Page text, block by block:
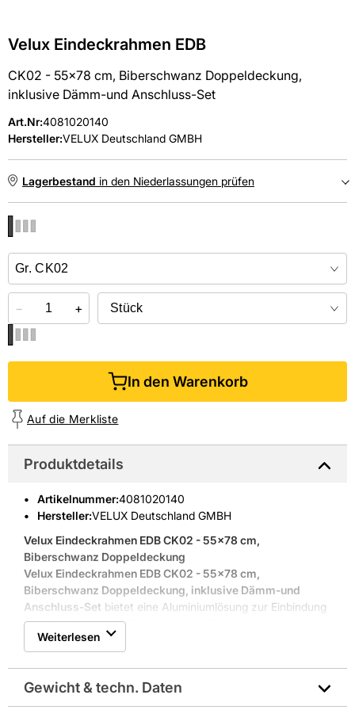
Velux Eindeckrahmen EDB
CK02 - 55x78 cm, Biberschwanz Doppeldeckung,
inklusive Dämm-und Anschluss-Set
Art.Nr:4081020140
Hersteller:VELUX Deutschland GMBH
Lagerbestand in den Niederlassungen prüfen
Online kaufen &
− +
In den Warenkorb
Auf die Merkliste
Produktdetails
Artikelnummer:4081020140
Hersteller:VELUX Deutschland GMBH
Velux Eindeckrahmen EDB CK02 - 55x78 cm,
Biberschwanz Doppeldeckung
Velux Eindeckrahmen EDB CK02 - 55x78 cm,
Biberschwanz Doppeldeckung, inklusive Dämm-und
Anschluss-Set bietet eine Aluminiumlösung zur Einbindung
von Dachfenstern in Biberschwanz Doppeldeckungen und
ist für Dachneigungen von 2590 Grad geeignet.
VELUX Deutschland GMBH, gegründet 1941, ist spezialisiert
auf Dachfenster, Oberlichter und Sonnenschutz und
verbindet Erfahrung mit Praxis für Handwerkseinsätze.
Blendrahmenmaße: 550x780 mm
Weiterlesen
Gewicht & techn. Daten